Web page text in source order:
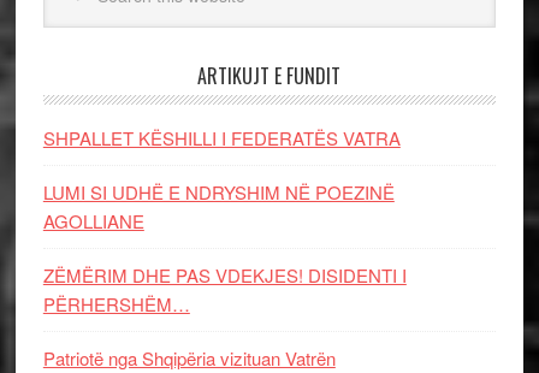
ARTIKUJT E FUNDIT
SHPALLET KËSHILLI I FEDERATËS VATRA
LUMI SI UDHË E NDRYSHIM NË POEZINË
AGOLLIANE
ZËMËRIM DHE PAS VDEKJES! DISIDENTI I
PËRHERSHËM…
Patriotë nga Shqipëria vizituan Vatrën